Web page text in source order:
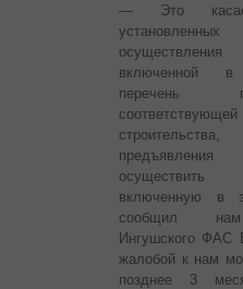
— Это
включенной в
перечень
осуществить
включенную в
сообщил нам
Ингушского ФАС
жалобой к нам
позднее 3